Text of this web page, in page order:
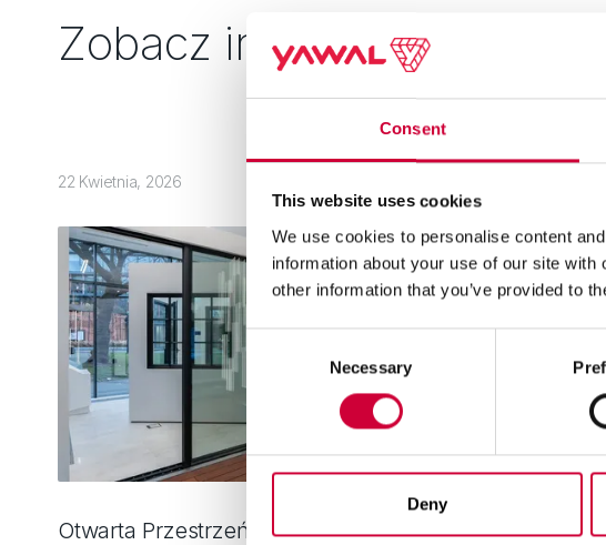
Consent
This website uses cookies
We use cookies to personalise content
information about your use of our site
other information that you’ve provided to
Necessary
Deny
Zobacz inne
22 Kwietnia, 2026
Otwarta Przestrzeń Architektury. MoreView